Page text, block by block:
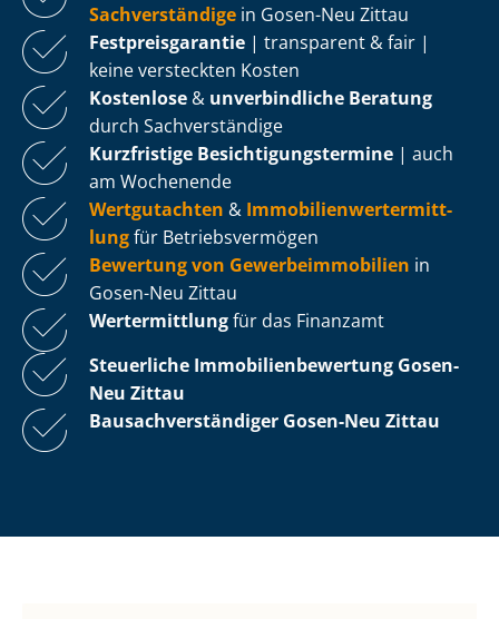
Sachverständige in Gosen-Neu Zittau
Fest­preis­ga­ran­tie | transparent & fair |
keine versteckten Kosten
Kostenlose & unverbindliche Beratung
durch Sachverständige
Kurzfristige Be­sich­ti­gungs­ter­mi­ne | auch
am Wochenende
Wertgutachten & Im­mo­bi­li­en­wert­ermitt­
lungfür Be­triebs­ver­mö­gen
Bewertung von Ge­wer­be­im­mo­bi­li­en in
Gosen-Neu Zittau
Wertermittlungfür das Finanzamt
Steuerliche Im­mo­bi­li­en­be­wer­tung Gosen-
Neu Zittau
Bau­sach­ver­stän­di­ger Gosen-Neu Zittau